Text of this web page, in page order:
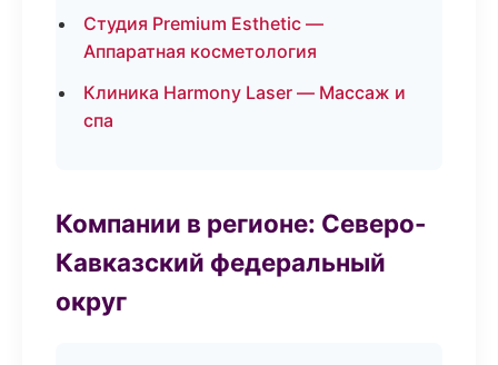
Студия Premium Esthetic —
Аппаратная косметология
Клиника Harmony Laser — Массаж и
спа
Компании в регионе: Северо-
Кавказский федеральный
округ